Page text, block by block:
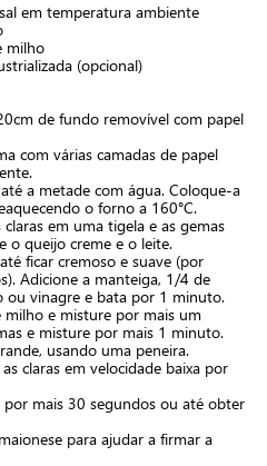
em temperatura ambiente
milho
(opcional)
de fundo removível com papel
com várias camadas de papel
a metade com água. Coloque-a
o forno a 160°C.
em uma tigela e as gemas
o queijo creme e o leite.
ficar cremoso e suave (por
Adicione a manteiga, 1/4 de
ou vinagre e bata por 1 minuto.
e misture por mais um
e misture por mais 1 minuto.
usando uma peneira.
claras em velocidade baixa por
mais 30 segundos ou até obter
para ajudar a firmar a